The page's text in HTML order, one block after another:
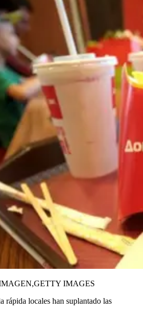
GETTY IMAGES
rápida locales han suplantado las